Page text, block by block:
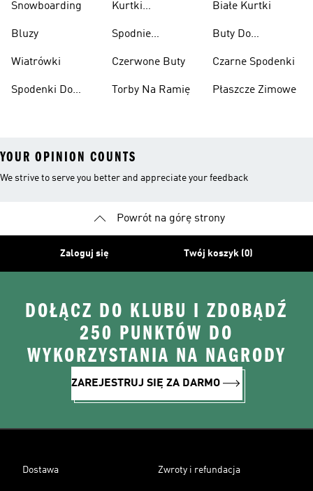
Snowboarding
Bluzy
Wiatrówki
Spodenki Do
Kurtki
Spodnie
Czerwone Buty
Torby Na Ramię
Ciężarów
Białe Kurtki
Buty Do
Czarne Spodenki
Płaszcze Zimowe
YOUR OPINION COUNTS
We strive to serve you better and appreciate your feedback
Powrót na górę strony
Zaloguj się Twój koszyk (0)
DOŁĄCZ DO KLUBU I ZDOBĄDŹ
250 PUNKTÓW DO
WYKORZYSTANIA NA NAGRODY
ZAREJESTRUJ SIĘ ZA DARMO
Dostawa Zwroty i refundacja